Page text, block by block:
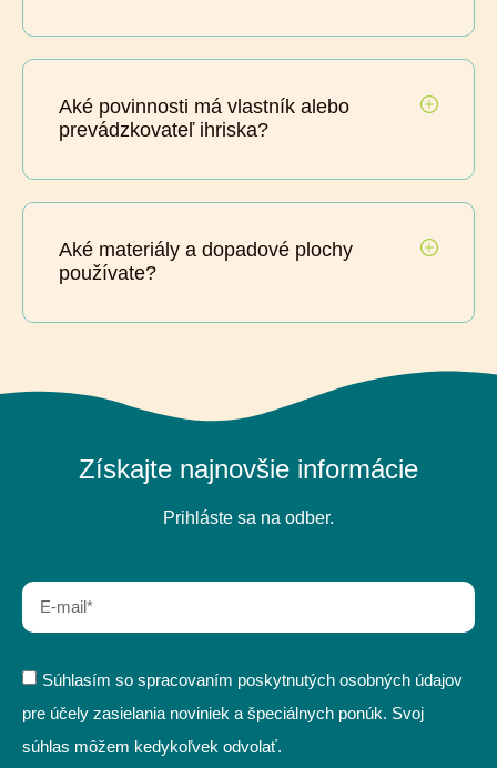
Aké povinnosti má vlastník alebo
prevádzkovateľ ihriska?
Aké materiály a dopadové plochy
používate?
Získajte najnovšie informácie
Prihláste sa na odber.
Súhlasím so spracovaním poskytnutých osobných údajov
pre účely zasielania noviniek a špeciálnych ponúk. Svoj
súhlas môžem kedykoľvek odvolať.